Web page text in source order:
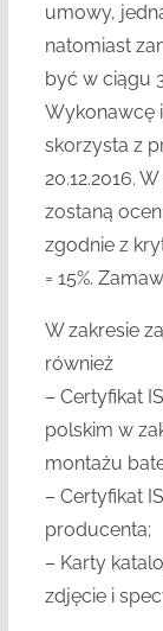
umowy,
natomiast
być w ciągu
Wykonawcę
skorzysta z
20.12.2016.
zostaną
zgodnie z
= 15%.
W zakresie
również
– Certyfikat
polskim w
montażu
– Certyfikat
producenta;
– Karty
zdjęcie i